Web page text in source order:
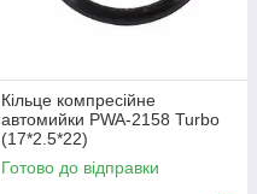
Кільце компресійне
автомийки PWA-2158 Turbo
(17*2.5*22)
Готово до відправки